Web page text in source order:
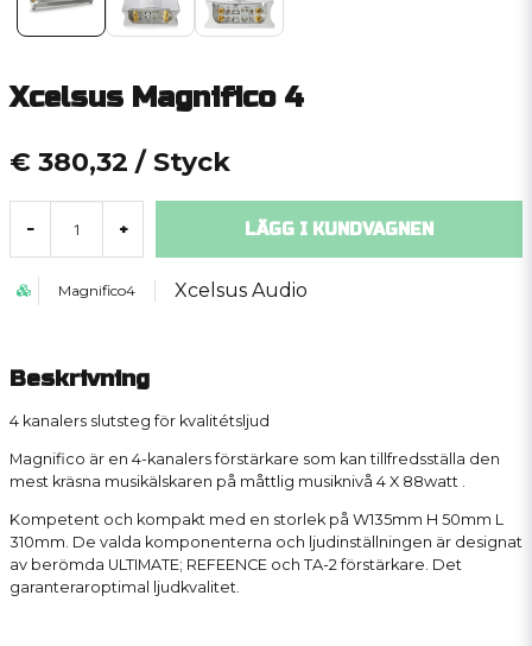
Xcelsus Magnifico 4
€ 380,32 / Styck
- + LÄGG I KUNDVAGNEN
Magnifico4 Xcelsus Audio
Beskrivning
4 kanalers slutsteg för kvalitétsljud
Magnifico är en 4-kanalers förstärkare som kan tillfredsställa den
mest kräsna musikälskaren på måttlig musiknivå 4 X 88watt .
Kompetent och kompakt med en storlek på W135mm H 50mm L
310mm. De valda komponenterna och ljudinställningen är designat
av berömda ULTIMATE; REFEENCE och TA-2 förstärkare. Det
garanteraroptimal ljudkvalitet.